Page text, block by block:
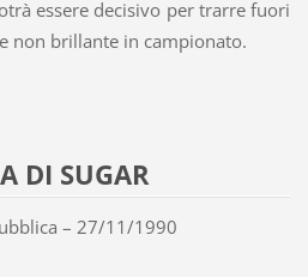
essere decisivo per trarre fuori
non brillante in campionato.
DI SUGAR
– 27/11/1990